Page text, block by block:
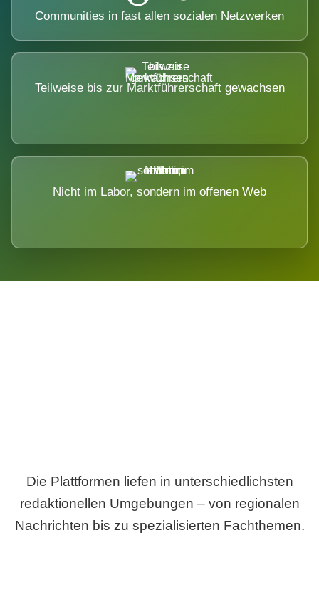
Communities in fast allen sozialen Netzwerken
Teilweise bis zur Marktführerschaft gewachsen
Nicht im Labor, sondern im offenen Web
Die Plattformen liefen in unterschiedlichsten
redaktionellen Umgebungen – von regionalen
Nachrichten bis zu spezialisierten Fachthemen.